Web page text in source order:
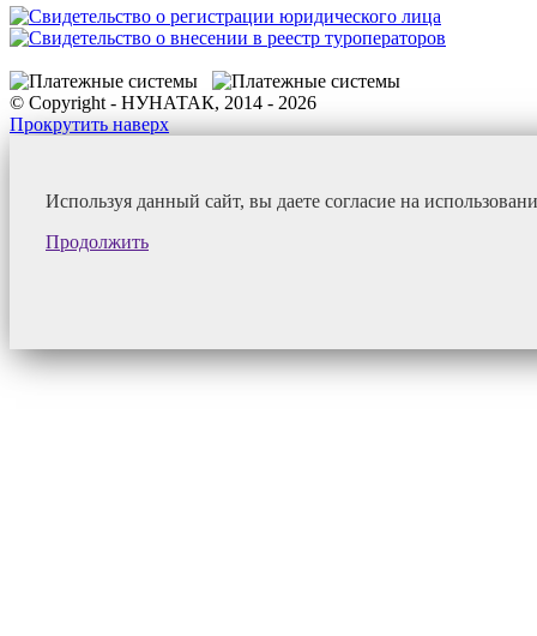
© Copyright - НУНАТАК, 2014 - 2026
Прокрутить наверх
Используя данный сайт, вы даете согласие на
Продолжить